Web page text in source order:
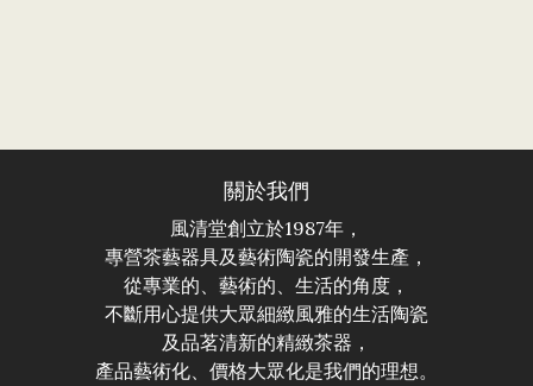
關於我們
風清堂創立於1987年，
專營茶藝器具及藝術陶瓷的開發生產，
從專業的、藝術的、生活的角度，
不斷用心提供大眾細緻風雅的生活陶瓷
及品茗清新的精緻茶器，
產品藝術化、價格大眾化是我們的理想。